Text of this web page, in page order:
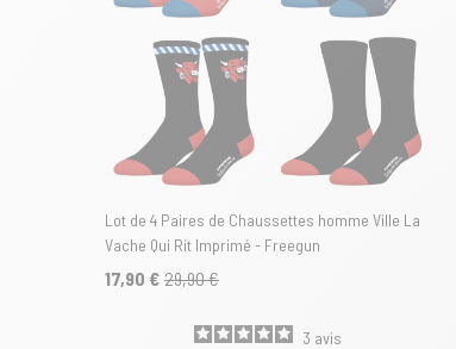
Lot de 4 Paires de Chaussettes homme Ville La
Vache Qui Rit Imprimé - Freegun
17,90 € 29,90 €
3 avis